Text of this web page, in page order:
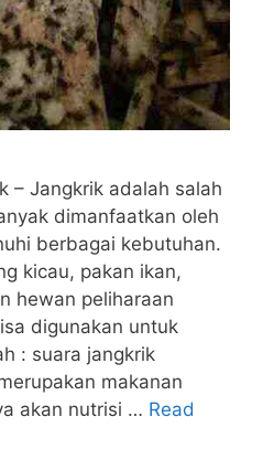
– Jangkrik adalah salah
dimanfaatkan oleh
berbagai kebutuhan.
kicau, pakan ikan,
hewan peliharaan
digunakan untuk
: suara jangkrik
makanan
akan nutrisi … Read